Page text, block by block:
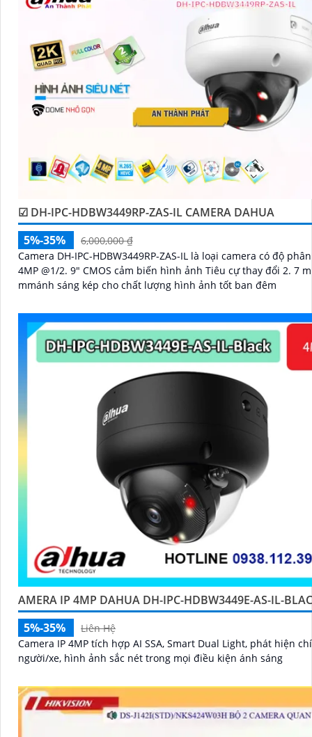
sát ban đêm và nhiều tính năng khác giúp nâng cao tính
và tiện ích cho hệ thống giám sát của bạn.
Hãy bảo vệ tài sản và gia đình của bạn một cách an toàn
quả với Camera 2K 4MP ngay hôm nay!
Liên hệ với chúng tôi để biết thêm thông tin chi tiết và
miễn phí.
Trân trọng cảm ơn!"
☑ DH-IPC-HDBW3449RP-ZAS-IL CAMERA DAHUA
5%-35%
6,000,000 ₫
Camera DH-IPC-HDBW3449RP-ZAS-IL là loại camera có độ phân giải
4MP @1/2. 9" CMOS cảm biến hình ảnh Tiêu cự thay đổi 2. 7
mmánh sáng kép cho chất lượng hình ảnh tốt ban đêm
AMERA IP 4MP DAHUA DH-IPC-HDBW3449E-AS-IL-
5%-35%
Liên Hệ
Camera IP 4MP tích hợp AI SSA, Smart Dual Light, phát hiện
người/xe, hình ảnh sắc nét trong mọi điều kiện ánh sáng